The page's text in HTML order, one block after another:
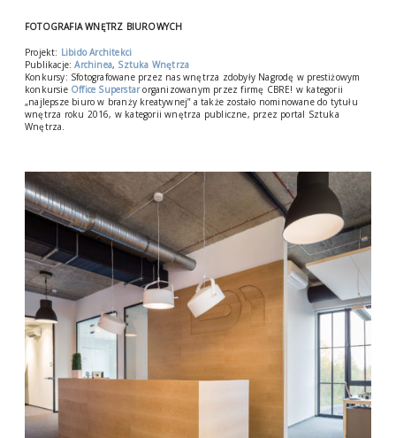
FOTOGRAFIA WNĘTRZ BIUROWYCH
Projekt: Libido Architekci
Publikacje:Archinea, Sztuka Wnętrza
Konkursy: Sfotografowane przez nas wnętrza zdobyły Nagrodę w prestiżowym
konkursie Office Superstarorganizowanym przez firmę CBRE! w kategorii
„najlepsze biuro w branży kreatywnej” a także zostało nominowane do tytułu
wnętrza roku 2016, w kategorii wnętrza publiczne, przez portal Sztuka
Wnętrza.